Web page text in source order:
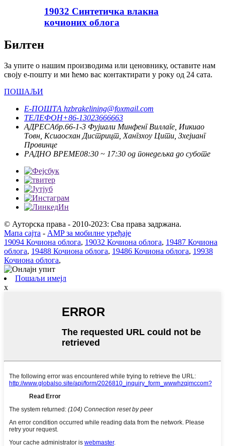
19032 Синтетичка влакна
кочионих облога
Билтен
За упите о нашим производима или ценовнику, оставите нам
своју е-пошту и ми ћемо вас контактирати у року од 24 сата.
ПОШАЉИ
Е-ПОШТА hzbrakelining@foxmail.com
ТЕЛЕФОН+86-13023666663
АДРЕСАбр.66-1-3 Фујиали Минфенг Виллаге, Иикиао
Товн, Ксиаосхан Дистрицт, Хангзхоу Цити, Зхејианг
Провинце
РАДНО ВРЕМЕ08:30 ~ 17:30 од понедељка до суботе
© Ауторска права - 2010-2023: Сва права задржана.
Мапа сајта - AMP за мобилне уређаје
19094 Кочиона облога, 19032 Кочиона облога, 19487 Кочиона
облога, 19488 Кочиона облога, 19486 Кочиона облога, 19938
Кочиона облога,
Пошаљи имејл
x